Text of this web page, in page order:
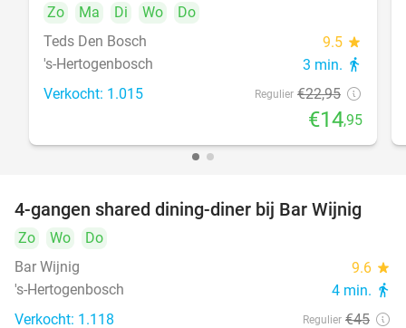
Zo
Ma Di Wo
Do
Teds Den Bosch
9.5 star
's-Hertogenbosch 3 min. directions_walk
Verkocht: 1.015 Regulier €22,95
€14,95
45%
4-gangen shared dining-diner bij Bar Wijnig
Zo Wo
Do
Bar Wijnig
9.6 star
's-Hertogenbosch 4 min. directions_walk
Verkocht: 1.118 Regulier €45